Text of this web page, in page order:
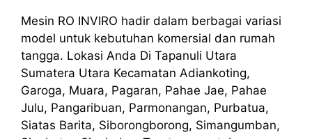
Mesin RO INVIRO hadir dalam berbagai variasi
model untuk kebutuhan komersial dan rumah
tangga. Lokasi Anda Di Tapanuli Utara
Sumatera Utara Kecamatan Adiankoting,
Garoga, Muara, Pagaran, Pahae Jae, Pahae
Julu, Pangaribuan, Parmonangan, Purbatua,
Siatas Barita, Siborongborong, Simangumban,